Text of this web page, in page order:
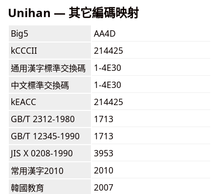
Unihan — 其它編碼映射
Big5
AA4D
kCCCII
214425
通用漢字標準交換碼
1-4E30
中文標準交換碼
1-4E30
kEACC
214425
GB/T 2312-1980
1713
GB/T 12345-1990
1713
JIS X 0208-1990
3953
常用漢字2010
2010
韓國教育
2007